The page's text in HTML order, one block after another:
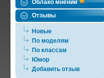
Облако мнений
Отзывы
Новые
По моделям
По классам
Юмор
Добавить отзыв